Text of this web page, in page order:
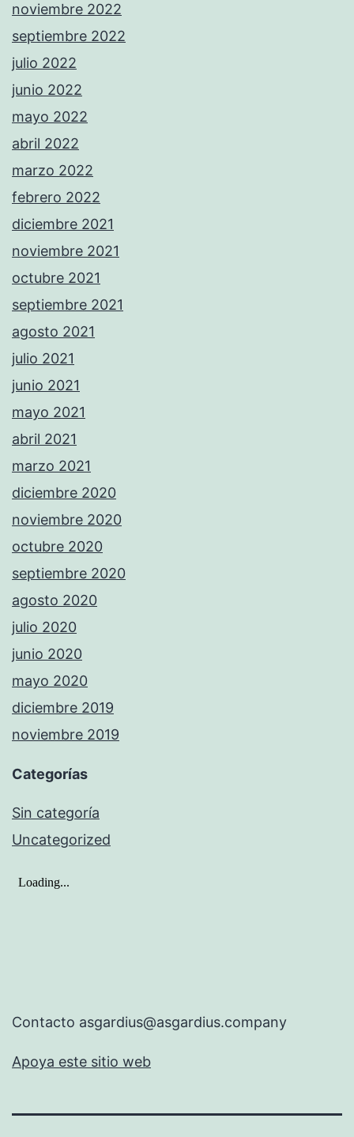
noviembre 2022
septiembre 2022
julio 2022
junio 2022
mayo 2022
abril 2022
marzo 2022
febrero 2022
diciembre 2021
noviembre 2021
octubre 2021
septiembre 2021
agosto 2021
julio 2021
junio 2021
mayo 2021
abril 2021
marzo 2021
diciembre 2020
noviembre 2020
octubre 2020
septiembre 2020
agosto 2020
julio 2020
junio 2020
mayo 2020
diciembre 2019
noviembre 2019
Categorías
Sin categoría
Uncategorized
Contacto asgardius@asgardius.company
Apoya este sitio web